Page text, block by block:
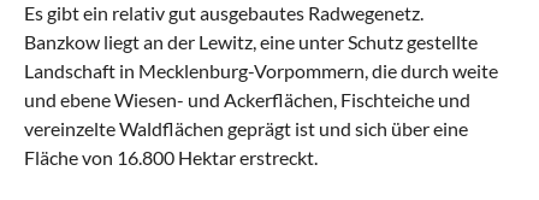
Es gibt ein relativ gut ausgebautes Radwegenetz.
Banzkow liegt an der Lewitz, eine unter Schutz gestellte
Landschaft in Mecklenburg-Vorpommern, die durch weite
und ebene Wiesen- und Ackerflächen, Fischteiche und
vereinzelte Waldflächen geprägt ist und sich über eine
Fläche von 16.800 Hektar erstreckt.